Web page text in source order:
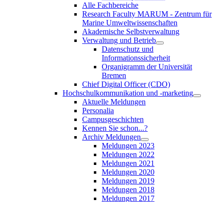
Alle Fachbereiche
Research Faculty MARUM - Zentrum für
Marine Umweltwissenschaften
Akademische Selbstverwaltung
Verwaltung und Betrieb
Datenschutz und
Informationssicherheit
Organigramm der Universität
Bremen
Chief Digital Officer (CDO)
Hochschulkommunikation und -marketing
Aktuelle Meldungen
Personalia
Campusgeschichten
Kennen Sie schon...?
Archiv Meldungen
Meldungen 2023
Meldungen 2022
Meldungen 2021
Meldungen 2020
Meldungen 2019
Meldungen 2018
Meldungen 2017